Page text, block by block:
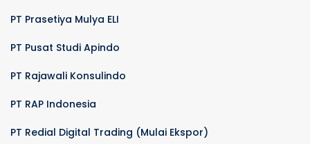
PT Prasetiya Mulya ELI
PT Pusat Studi Apindo
PT Rajawali Konsulindo
PT RAP Indonesia
PT Redial Digital Trading (Mulai Ekspor)